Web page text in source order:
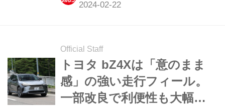
Official Staff
トヨタ bZ4Xは「意のまま
感」の強い走行フィール。
一部改良で利便性も大幅向